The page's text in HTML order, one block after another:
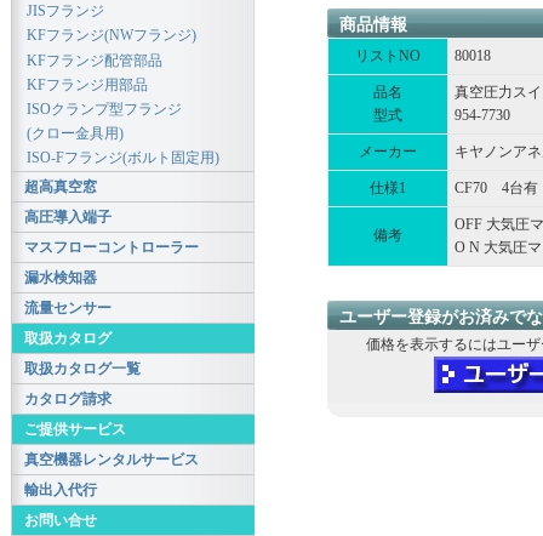
商品情報
リストNO 80018
品名
型式
真空圧力ス
954-7730
メーカー キヤノンア
仕様1 CF70 4台有
備考
OFF 大気圧
O N 大気圧
ユーザー登録がお済みで
価格を表示するにはユー
JISフランジ
KFフランジ(NWフランジ)
KFフランジ配管部品
KFフランジ用部品
ISOクランプ型フランジ
(クロー金具用)
ISO-Fフランジ(ボルト固定用)
超高真空窓
高圧導入端子
マスフローコントローラー
漏水検知器
流量センサー
取扱カタログ
取扱カタログ一覧
カタログ請求
ご提供サービス
真空機器レンタルサービス
輸出入代行
お問い合せ